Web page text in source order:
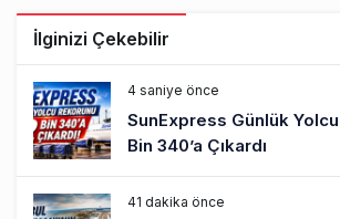
İlginizi Çekebilir
4 saniye önce
SunExpress Günlük
Bin 340’a Çıkardı
41 dakika önce